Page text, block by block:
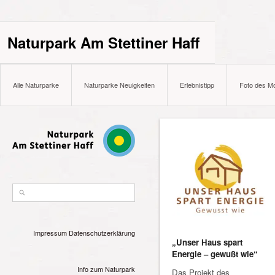
Naturpark Am Stettiner Haff
Alle Naturparke Naturparke Neuigkeiten Erlebnistipp Foto des
Impressum Datenschutzerklärung
Info zum Naturpark
„Unser Haus spart
Energie – gewußt wie“
Das Projekt des